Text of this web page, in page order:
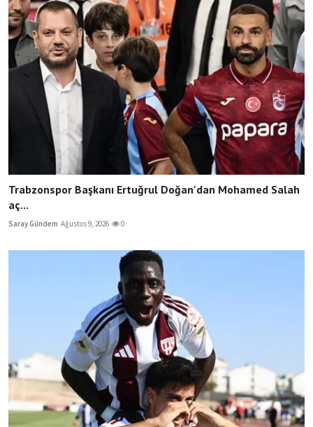
Trabzonspor Başkanı Ertuğrul Doğan'dan Mohamed Salah
aç...
Saray Gündem Ağustos 9, 2026 0